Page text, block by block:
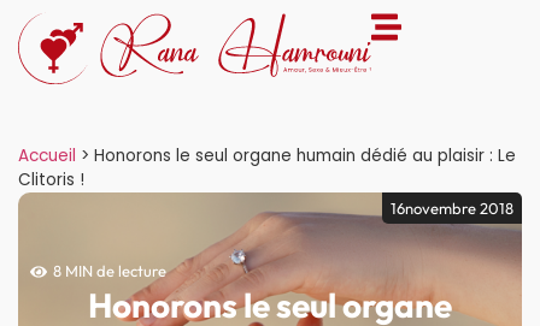
Accueil > Honorons le seul organe humain dédié au plaisir : Le
Clitoris !
16novembre 2018
8 MIN de lecture
Honorons le seul organe